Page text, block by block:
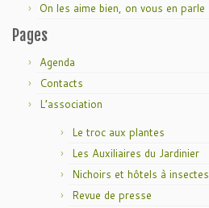
On les aime bien, on vous en parle
Pages
Agenda
Contacts
L’association
Le troc aux plantes
Les Auxiliaires du Jardinier
Nichoirs et hôtels à insectes
Revue de presse